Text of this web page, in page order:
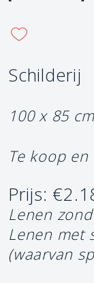
Schilderij
100 x 85 cm
Te koop
Prijs:
Lenen
Lenen met
(waarvan